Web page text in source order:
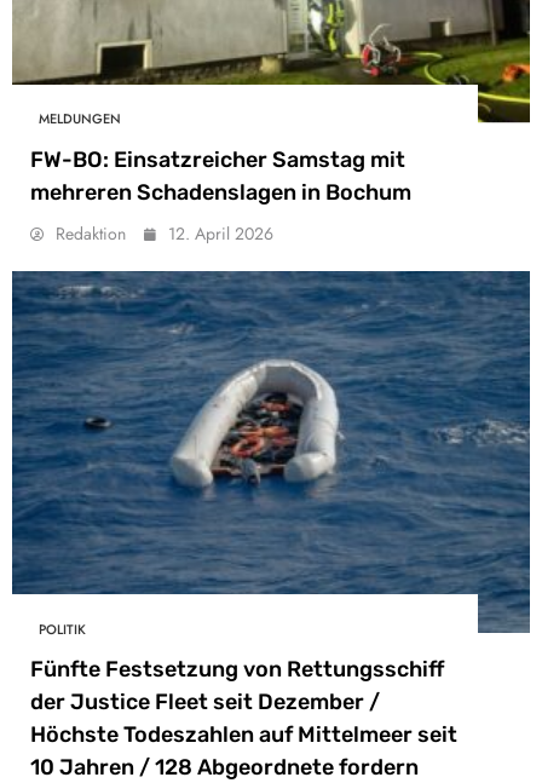
MELDUNGEN
FW-BO: Einsatzreicher Samstag mit
mehreren Schadenslagen in Bochum
Redaktion 12. April 2026
POLITIK
Fünfte Festsetzung von Rettungsschiff
der Justice Fleet seit Dezember /
Höchste Todeszahlen auf Mittelmeer seit
10 Jahren / 128 Abgeordnete fordern